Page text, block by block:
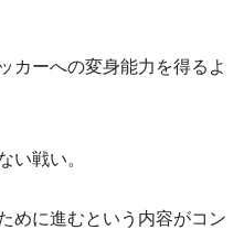
カーへの変身能力を得るよ
い戦い。
めに進むという内容がコン